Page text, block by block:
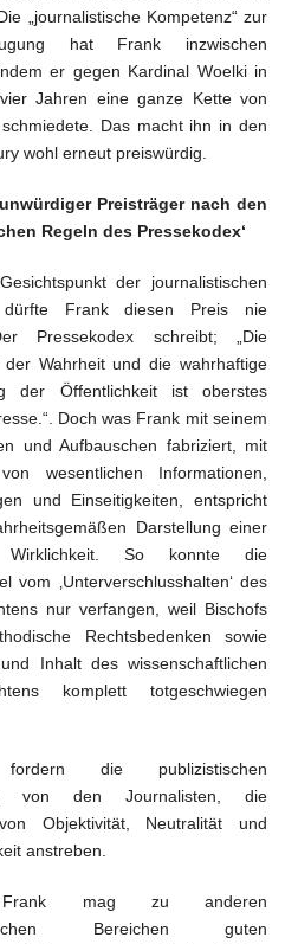
„journalistische Kompetenz“ zur
hat Frank inzwischen
er gegen Kardinal Woelki in
Jahren eine ganze Kette von
Das macht ihn in den
wohl erneut preiswürdig.
Preisträger nach den
Regeln des Pressekodex‘
der journalistischen
dürfte Frank diesen Preis nie
Pressekodex schreibt; „Die
Wahrheit und die wahrhaftige
der Öffentlichkeit ist oberstes
Doch was Frank mit seinem
und Aufbauschen fabriziert, mit
wesentlichen Informationen,
und Einseitigkeiten, entspricht
Darstellung einer
Wirklichkeit. So konnte die
vom ‚Unterverschlusshalten‘ des
nur verfangen, weil Bischofs
Rechtsbedenken sowie
Inhalt des wissenschaftlichen
komplett totgeschwiegen
fordern die publizistischen
von den Journalisten, die
Objektivität, Neutralität und
anstreben.
Frank mag zu anderen
Bereichen guten